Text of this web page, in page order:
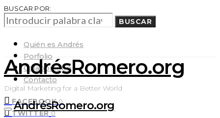
BUSCAR POR:
BUSCAR
Quién es Andrés
Porfolio
Colaboración
Contacto
FACEBOOK 0
TWITTER 0
AndrésRomero.org
Digital Marketing for a Better World
AndrésRomero.org